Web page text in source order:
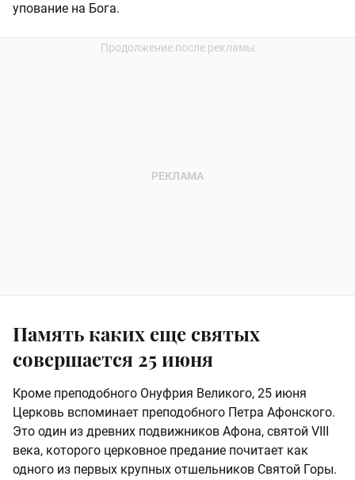
упование на Бога.
Память каких еще святых
совершается 25 июня
Кроме преподобного Онуфрия Великого, 25 июня
Церковь вспоминает преподобного Петра Афонского.
Это один из древних подвижников Афона, святой VIII
века, которого церковное предание почитает как
одного из первых крупных отшельников Святой Горы.